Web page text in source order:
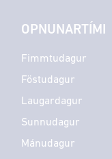
OPNUNARTÍMI
Fimmtudagur
Föstudagur
Laugardagur
Sunnudagur
Mánudagur